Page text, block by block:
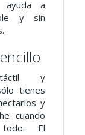
a
y sin
y
tienes
y
cuando
El